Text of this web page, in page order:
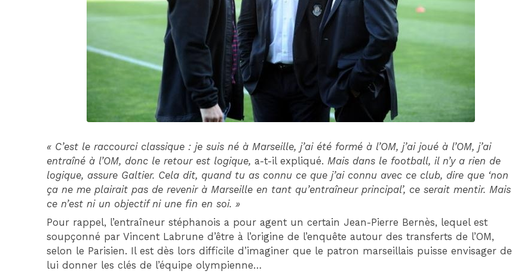
« C’est le raccourci classique : je suis né à Marseille, j’ai été formé à l’OM, j’ai joué à l’OM, j’ai
entraîné à l’OM, donc le retour est logique, a-t-il expliqué. Mais dans le football, il n’y a rien de
logique, assure Galtier. Cela dit, quand tu as connu ce que j’ai connu avec ce club, dire que ‘non
ça ne me plairait pas de revenir à Marseille en tant qu’entraîneur principal’, ce serait mentir. Mais
ce n’est ni un objectif ni une fin en soi. »
Pour rappel, l’entraîneur stéphanois a pour agent un certain Jean-Pierre Bernès, lequel est
soupçonné par Vincent Labrune d’être à l’origine de l’enquête autour des transferts de l’OM,
selon le Parisien. Il est dès lors difficile d’imaginer que le patron marseillais puisse envisager de
lui donner les clés de l’équipe olympienne…
20H45
MONACO